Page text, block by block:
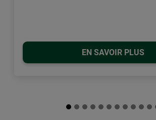
EN SAVOIR PLUS